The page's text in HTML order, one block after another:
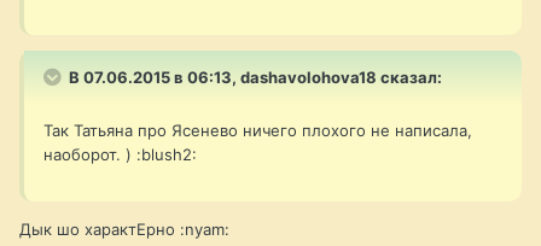
В 07.06.2015 в 06:13, dashavolohova18 сказал:
Так Татьяна про Ясенево ничего плохого не написала,
наоборот. ) :blush2:
Дык шо характЕрно :nyam: